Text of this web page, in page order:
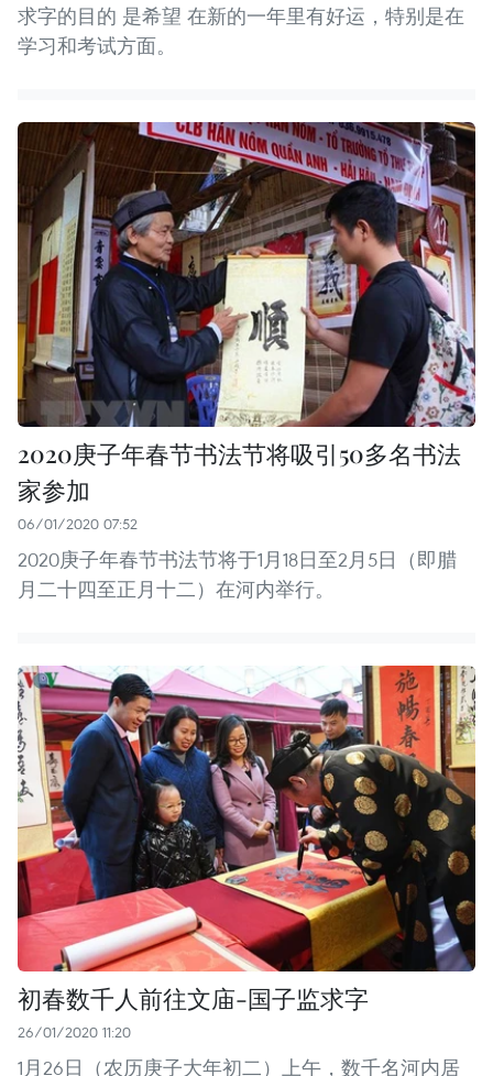
求字的目的 是希望 在新的一年里有好运，特别是在
学习和考试方面。
2020庚子年春节书法节将吸引50多名书法
家参加
06/01/2020 07:52
2020庚子年春节书法节将于1月18日至2月5日（即腊
月二十四至正月十二）在河内举行。
初春数千人前往文庙-国子监求字
26/01/2020 11:20
1月26日（农历庚子大年初二）上午，数千名河内居